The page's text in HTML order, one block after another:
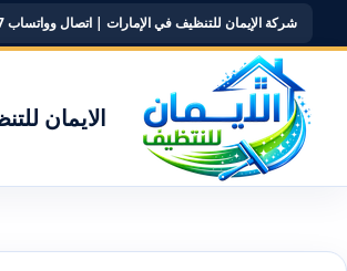
شركة الإيمان للتنظيف في الإمارات | اتصال وواتساب 0561581557
الايمان